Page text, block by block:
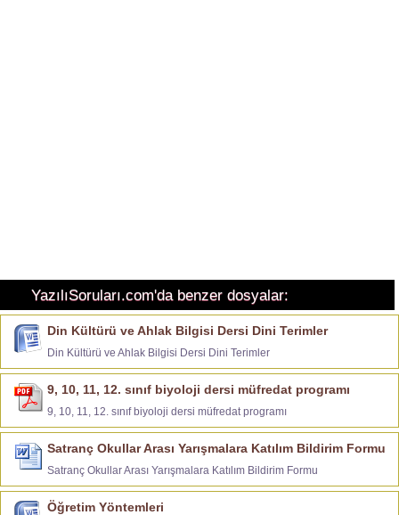
YazılıSoruları.com'da benzer dosyalar:
Din Kültürü ve Ahlak Bilgisi Dersi Dini Terimler
Din Kültürü ve Ahlak Bilgisi Dersi Dini Terimler
9, 10, 11, 12. sınıf biyoloji dersi müfredat programı
9, 10, 11, 12. sınıf biyoloji dersi müfredat programı
Satranç Okullar Arası Yarışmalara Katılım Bildirim Formu
Satranç Okullar Arası Yarışmalara Katılım Bildirim Formu
Öğretim Yöntemleri